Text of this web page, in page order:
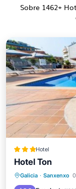
Sobre 1462+
Hotel
Hotel Ton
Galicia · Sanxenxo
Frente
Vista al